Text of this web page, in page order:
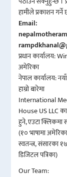
हामीले प्रकाशन गर्ने
Email:
प्रधान कार्यालय:
अमेरिका
नेपाल कार्यालय:
हाम्रो बारेमा
International
House US LLC
हुने, एउटा
(१० भाषामा
स्वतन्त्र, संसारका
डिजिटल पत्रिका)
Our Team: